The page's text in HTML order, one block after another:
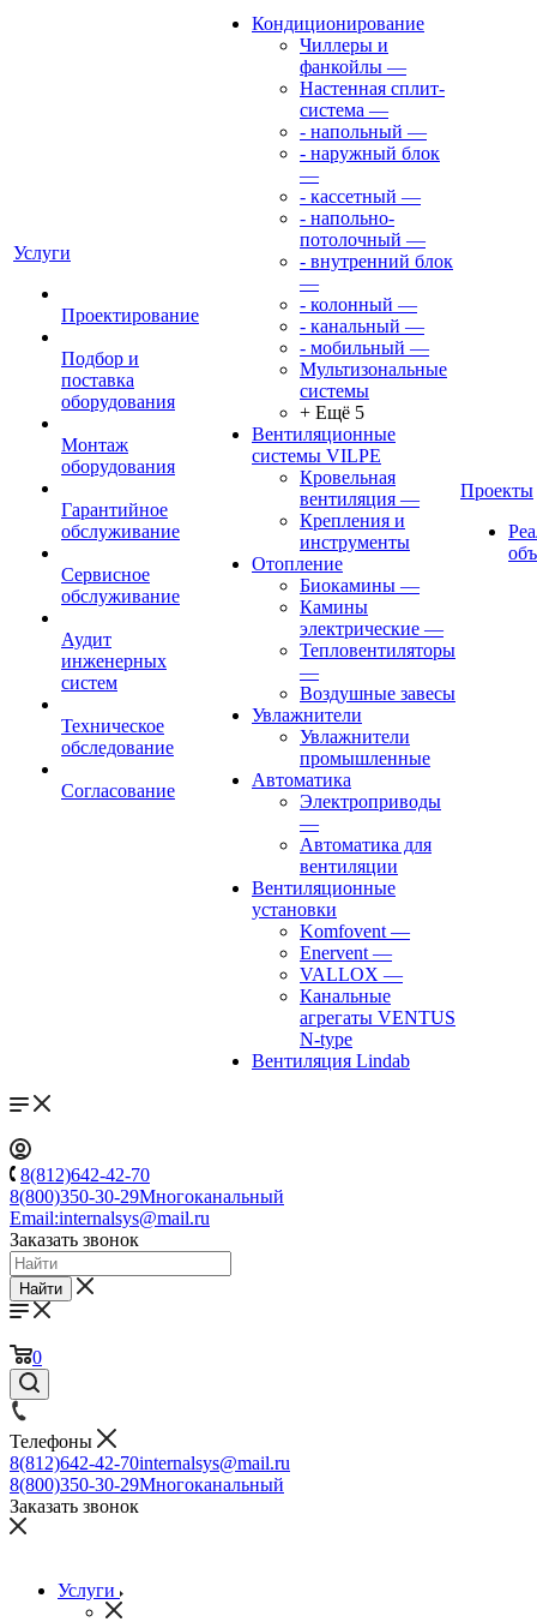
Услуги
Проектирование
Подбор и
поставка
оборудования
Монтаж
оборудования
Гарантийное
обслуживание
Сервисное
обслуживание
Аудит
инженерных
систем
Техническое
обследование
Согласование
Кондиционирование
Чиллеры и
фанкойлы —
Настенная сплит-
система —
- напольный —
- наружный блок
—
- кассетный —
- напольно-
потолочный —
- внутренний блок
—
- колонный —
- канальный —
- мобильный —
Мультизональные
системы
+ Ещё 5
Вентиляционные
системы VILPE
Кровельная
вентиляция —
Крепления и
инструменты
Отопление
Биокамины —
Камины
электрические —
Тепловентиляторы
—
Воздушные завесы
Увлажнители
Увлажнители
промышленные
Автоматика
Электроприводы
—
Автоматика для
вентиляции
Вентиляционные
установки
Komfovent —
Enervent —
VALLOX —
Канальные
агрегаты VENTUS
N-type
Вентиляция Lindab
Проекты
8(812)642-42-70
8(800)350-30-29Многоканальный
Email:internalsys@mail.ru
Заказать звонок
Найти
0
Телефоны
8(812)642-42-70internalsys@mail.ru
8(800)350-30-29Многоканальный
Заказать звонок
Услуги